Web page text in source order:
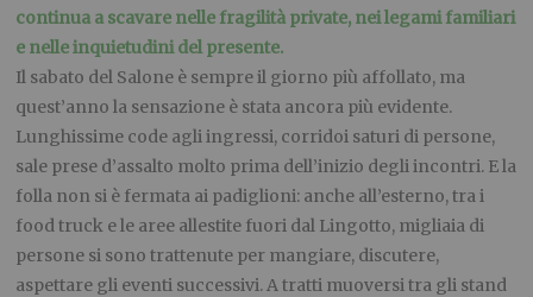
continua a scavare nelle fragilità private, nei legami familiari
e nelle inquietudini del presente.
Il sabato del Salone è sempre il giorno più affollato, ma
quest’anno la sensazione è stata ancora più evidente.
Lunghissime code agli ingressi, corridoi saturi di persone,
sale prese d’assalto molto prima dell’inizio degli incontri. E la
folla non si è fermata ai padiglioni: anche all’esterno, tra i
food truck e le aree allestite fuori dal Lingotto, migliaia di
persone si sono trattenute per mangiare, discutere,
aspettare gli eventi successivi. A tratti muoversi tra gli stand